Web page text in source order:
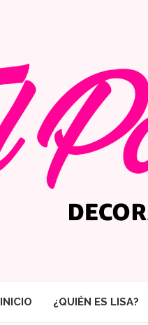
INICIO ¿QUIÉN ES LISA?